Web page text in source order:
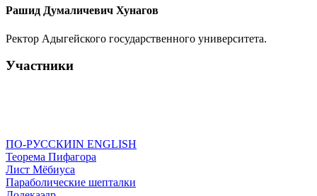
Рашид Думаличевич Хунагов
Ректор Адыгейского государственного университета.
Участники
ПО-РУССКИIN ENGLISH
Теорема Пифагора
Лист Мёбиуса
Параболические шепталки